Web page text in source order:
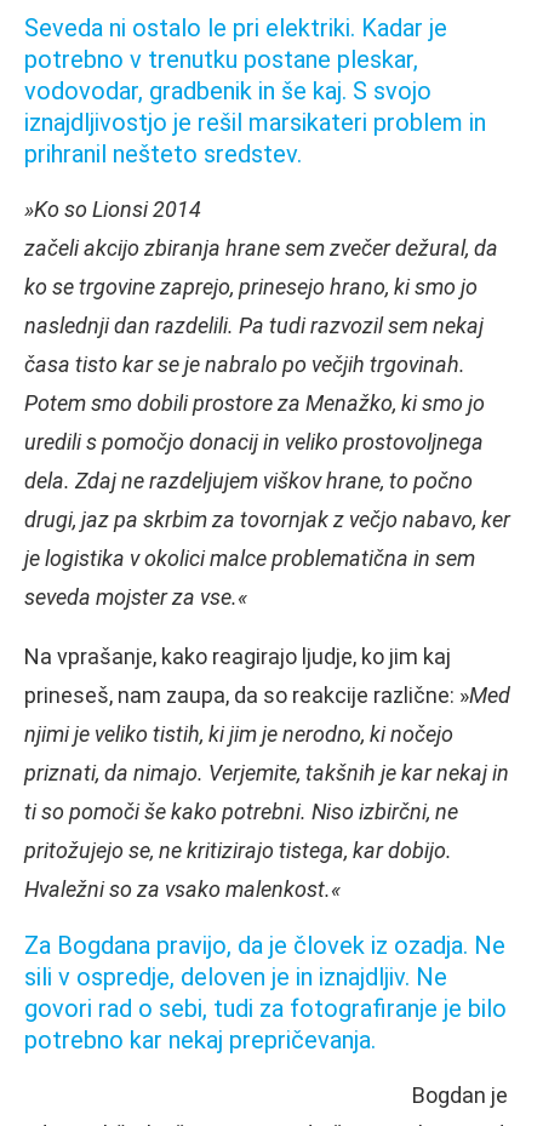
Seveda ni ostalo le pri elektriki. Kadar je
potrebno v trenutku postane pleskar,
vodovodar, gradbenik in še kaj. S svojo
iznajdljivostjo je rešil marsikateri problem in
prihranil nešteto sredstev.
»Ko so Lionsi 2014
začeli akcijo zbiranja hrane sem zvečer dežural, da
ko se trgovine zaprejo, prinesejo hrano, ki smo jo
naslednji dan razdelili. Pa tudi razvozil sem nekaj
časa tisto kar se je nabralo po večjih trgovinah.
Potem smo dobili prostore za Menažko, ki smo jo
uredili s pomočjo donacij in veliko prostovoljnega
dela. Zdaj ne razdeljujem viškov hrane, to počno
drugi, jaz pa skrbim za tovornjak z večjo nabavo, ker
je logistika v okolici malce problematična in sem
seveda mojster za vse.«
Na vprašanje, kako reagirajo ljudje, ko jim kaj
prineseš, nam zaupa, da so reakcije različne: »Med
njimi je veliko tistih, ki jim je nerodno, ki nočejo
priznati, da nimajo. Verjemite, takšnih je kar nekaj in
ti so pomoči še kako potrebni. Niso izbirčni, ne
pritožujejo se, ne kritizirajo tistega, kar dobijo.
Hvaležni so za vsako malenkost.«
Za Bogdana pravijo, da je človek iz ozadja. Ne
sili v ospredje, deloven je in iznajdljiv. Ne
govori rad o sebi, tudi za fotografiranje je bilo
potrebno kar nekaj prepričevanja.
Bogdan je